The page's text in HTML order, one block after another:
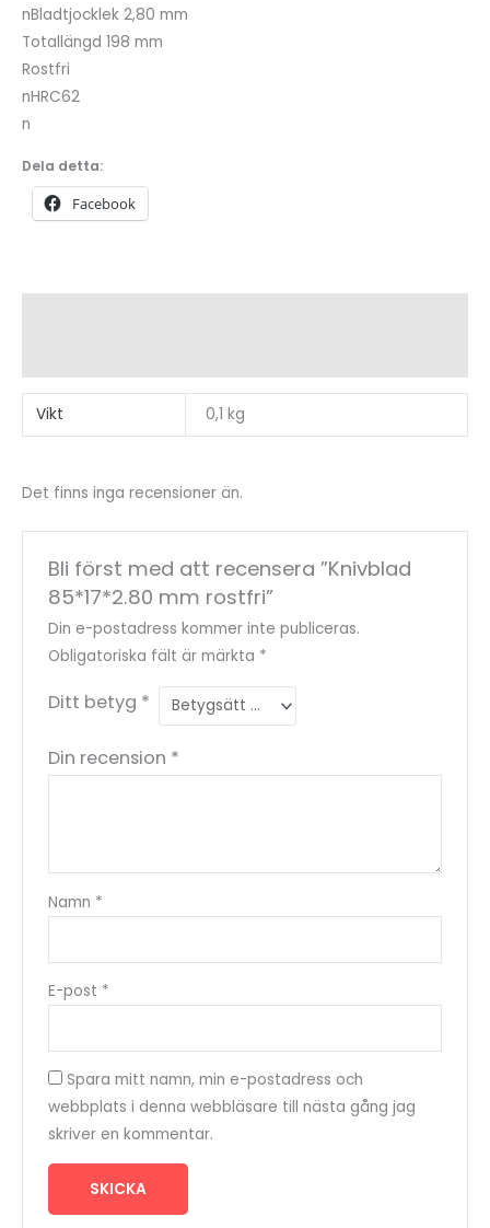
nBladtjocklek 2,80 mm
Totallängd 198 mm
Rostfri
nHRC62
n
Dela detta:
Facebook
Vikt 0,1 kg
Det finns inga recensioner än.
Bli först med att recensera ”Knivblad
85*17*2.80 mm rostfri”
Din e-postadress kommer inte publiceras.
Obligatoriska fält är märkta *
Ditt betyg *
Din recension *
Namn *
E-post *
Spara mitt namn, min e-postadress och
webbplats i denna webbläsare till nästa gång jag
skriver en kommentar.